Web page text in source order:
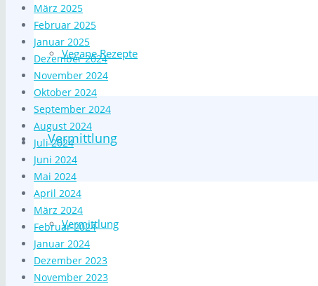
Vegane Rezepte
Vermittlung
Vermittlung
März 2025
Februar 2025
Januar 2025
Dezember 2024
November 2024
Oktober 2024
September 2024
August 2024
Juli 2024
Juni 2024
Mai 2024
April 2024
März 2024
Februar 2024
Januar 2024
Dezember 2023
November 2023